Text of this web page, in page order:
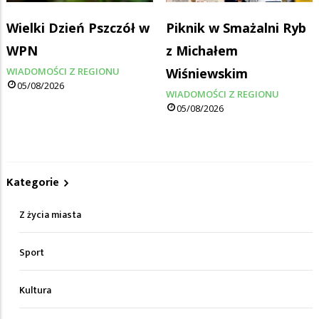
Wielki Dzień Pszczół w
WPN
WIADOMOŚCI Z REGIONU
05/08/2026
Piknik w Smażalni Ryb
z Michałem
Wiśniewskim
WIADOMOŚCI Z REGIONU
05/08/2026
Kategorie
Z życia miasta
Sport
Kultura